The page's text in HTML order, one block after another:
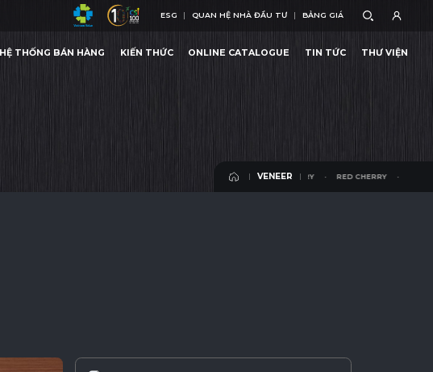
ESG QUAN HỆ NHÀ ĐẦU TƯ BẢNG GIÁ
HỆ THỐNG BÁN HÀNG KIẾN THỨC ONLINE CATALOGUE TIN TỨC THƯ VIỆN
RED CHERRY
VENEER
RED CHERRY RED CHERRY RED